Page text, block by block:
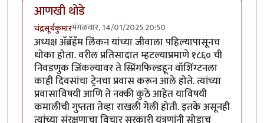
आणखी थोडे
चंद्रसूर्यकुमारमंगळवार, 14/01/2025 20:50
अध्यक्ष अ‍ॅब्रॅहॅम लिंकन यांच्या जीवाला पहिल्यापासूनच
धोका होता. वरील प्रतिसादात म्हटल्याप्रमाणे १८६० ची
निवडणुक जिंकल्यावर ते स्प्रिंगफिल्डहून वॉशिंग्टनला
काही दिवसांचा ट्रेनचा प्रवास करून आले होते. त्यांच्या
प्रवासाविषयी आणि ते नक्की कुठे आहेत याविषयी
कमालीची गुप्तता तेव्हा राखली गेली होती. इतके असूनही